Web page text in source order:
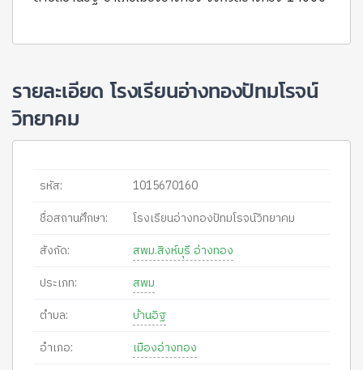
รายละเอียด โรงเรียนอ่างทองปัทมโรจน์
วิทยาคม
รหัส:
1015670160
ชื่อสถานศึกษา:
โรงเรียนอ่างทองปัทมโรจน์วิทยาคม
สังกัด:
สพม.สิงห์บุรี อ่างทอง
ประเภท:
สพม
ตำบล:
บ้านอิฐ
อำเภอ:
เมืองอ่างทอง